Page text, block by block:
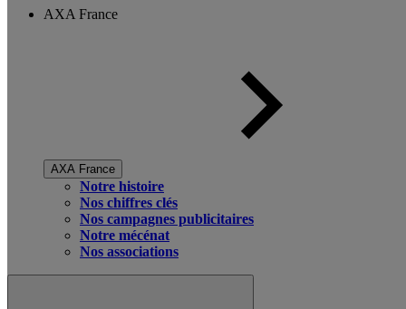
AXA France
AXA France
Notre histoire
Nos chiffres clés
Nos campagnes publicitaires
Notre mécénat
Nos associations